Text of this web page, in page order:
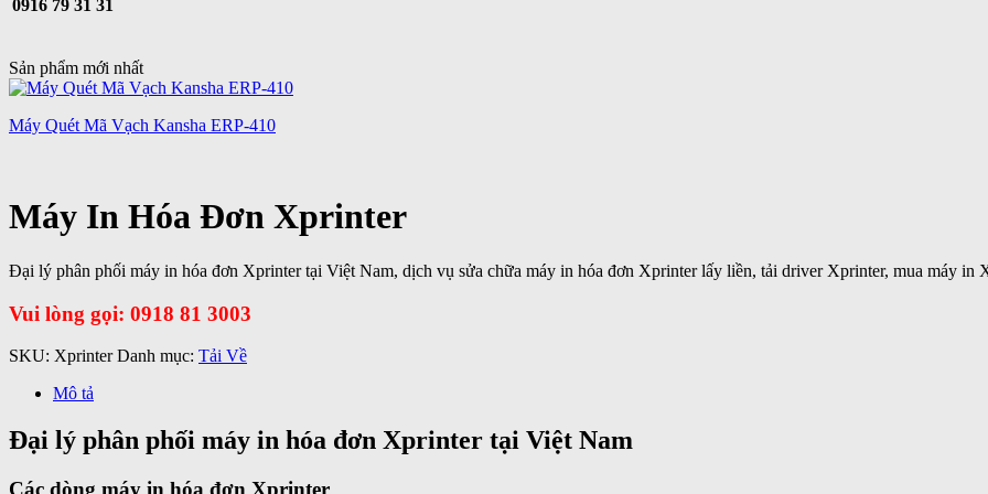
0916 79 31 31
Sản phẩm mới nhất
Máy Quét Mã Vạch Kansha ERP-410
Máy In Hóa Đơn Xprinter
Đại lý phân phối máy in hóa đơn Xprinter tại Việt Nam, dịch vụ sửa chữa máy in hóa đơn Xprinter lấy liền, tải driver Xprinter, mua máy in
Vui lòng gọi: 0918 81 3003
SKU: Xprinter Danh mục: Tải Về
Mô tả
Đại lý phân phối máy in hóa đơn Xprinter tại Việt Nam
Các dòng máy in hóa đơn Xprinter